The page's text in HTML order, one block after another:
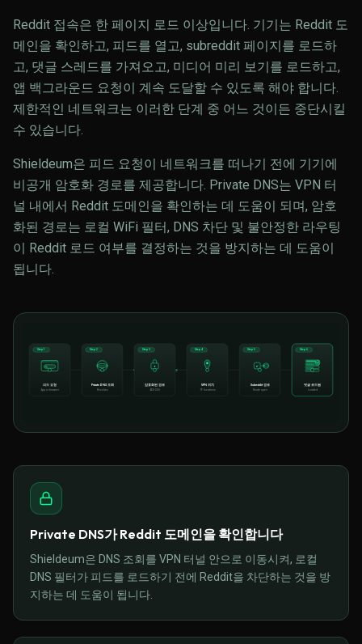
Reddit 접속은 한 페이지 로드 이상입니다. 기기는 Reddit 도
메인을 확인하고, 피드를 열고, subreddit 페이지를 로드하
고, 댓글 스레드를 가져오고, 미디어 미리 보기를 로드하고,
앱 백그라운드 요청이 계속 도달할 수 있도록 해야 합니다.
제한적인 네트워크는 이러한 단계 중 어느 것이든 중단시킬
수 있습니다.
Shieldeum은 피드 요청이 네트워크를 떠나기 전에 기기에
비공개 암호화 경로를 제공합니다. Private DNS는 VPN 터
널 내에서 Reddit 도메인을 확인하는 데 도움이 되며, 암호
화된 경로는 로컬 WiFi 필터, DNS 차단 및 불안정한 라우팅
이 Reddit 로드 여부를 결정하는 것을 방지하는 데 도움이
됩니다.
Step 1
피드 요청
App or browser
Step 2
Private DNS 조회
Resolves
Step 3
암호화된 경로
AES-256
Step 4
VPN 위치
79 locations
Step 5
r/
Subreddit 경로
Route open
Step 6
댓글 로드됨
Loaded
Private DNS가 Reddit 도메인을 확인합니다
Shieldeum은 DNS 조회를 VPN 터널 안으로 이동시켜, 로컬
DNS 필터가 피드를 로드하기 전에 Reddit을 차단하는 것을 방
지하는 데 도움이 됩니다.